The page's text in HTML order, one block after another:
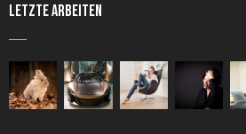
Letzte Arbeiten